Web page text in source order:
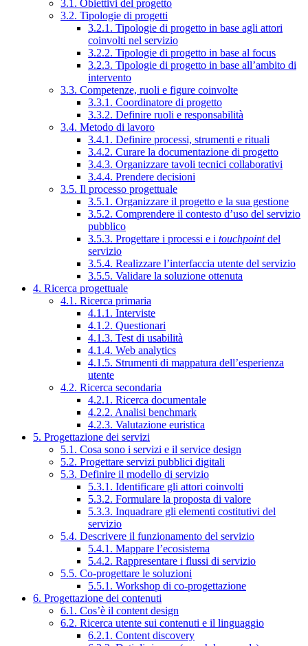
3.1. Obiettivi del progetto
3.2. Tipologie di progetti
3.2.1. Tipologie di progetto in base agli attori
coinvolti nel servizio
3.2.2. Tipologie di progetto in base al focus
3.2.3. Tipologie di progetto in base all’ambito di
intervento
3.3. Competenze, ruoli e figure coinvolte
3.3.1. Coordinatore di progetto
3.3.2. Definire ruoli e responsabilità
3.4. Metodo di lavoro
3.4.1. Definire processi, strumenti e rituali
3.4.2. Curare la documentazione di progetto
3.4.3. Organizzare tavoli tecnici collaborativi
3.4.4. Prendere decisioni
3.5. Il processo progettuale
3.5.1. Organizzare il progetto e la sua gestione
3.5.2. Comprendere il contesto d’uso del servizio
pubblico
3.5.3. Progettare i processi e i touchpointdel
servizio
3.5.4. Realizzare l’interfaccia utente del servizio
3.5.5. Validare la soluzione ottenuta
4. Ricerca progettuale
4.1. Ricerca primaria
4.1.1. Interviste
4.1.2. Questionari
4.1.3. Test di usabilità
4.1.4. Web analytics
4.1.5. Strumenti di mappatura dell’esperienza
utente
4.2. Ricerca secondaria
4.2.1. Ricerca documentale
4.2.2. Analisi benchmark
4.2.3. Valutazione euristica
5. Progettazione dei servizi
5.1. Cosa sono i servizi e il service design
5.2. Progettare servizi pubblici digitali
5.3. Definire il modello di servizio
5.3.1. Identificare gli attori coinvolti
5.3.2. Formulare la proposta di valore
5.3.3. Inquadrare gli elementi costitutivi del
servizio
5.4. Descrivere il funzionamento del servizio
5.4.1. Mappare l’ecosistema
5.4.2. Rappresentare i flussi di servizio
5.5. Co-progettare le soluzioni
5.5.1. Workshop di co-progettazione
6. Progettazione dei contenuti
6.1. Cos’è il content design
6.2. Ricerca utente sui contenuti e il linguaggio
6.2.1. Content discovery